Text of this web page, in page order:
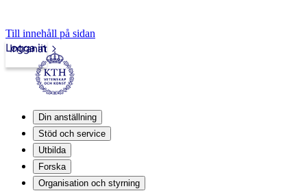
Till innehåll på sidan
Intranät
Logga in
Din anställning
Stöd och service
Utbilda
Forska
Organisation och styrning